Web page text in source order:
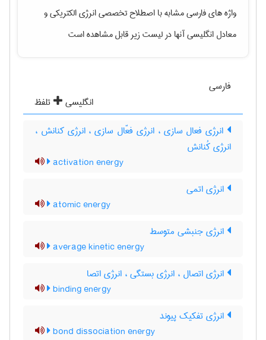
واژه های فارسی مشابه با اصطلاح تخصصیانرژی الکتریکیو
معادل انگلیسی آنها در لیست زیر قابل مشاهده است
فارسی
انگلیسی
تلفظ
انرژی فعال سازی ، انرژی فعّال سازی ، انرژی کنانش ،
انرژی کُنانش
activation energy
انرژی اتمی
atomic energy
انرژی جنبشی متوسط
average kinetic energy
انرژی اتصال ، انرژی بستگی ، انرژی اتصا
binding energy
انرژی تفکیک پیوند
bond dissociation energy